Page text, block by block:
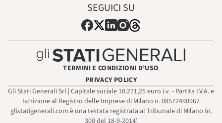
SEGUICI SU
TERMINI E CONDIZIONI D’USO
PRIVACY POLICY
Gli Stati Generali Srl | Capitale sociale 10.271,25 euro i.v. - Partita I.V.A. e
Iscrizione al Registro delle Imprese di Milano n. 08572490962
glistatigenerali.com è una testata registrata al Tribunale di Milano (n.
300 del 18-9-2014)